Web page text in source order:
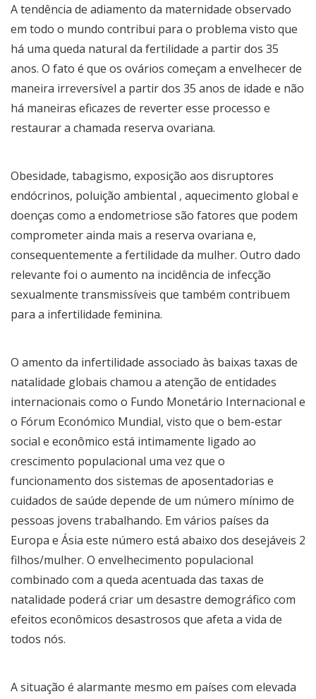
A tendência de adiamento da maternidade observado
em todo o mundo contribui para o problema visto que
há uma queda natural da fertilidade a partir dos 35
anos. O fato é que os ovários começam a envelhecer de
maneira irreversível a partir dos 35 anos de idade e não
há maneiras eficazes de reverter esse processo e
restaurar a chamada reserva ovariana.
Obesidade, tabagismo, exposição aos disruptores
endócrinos, poluição ambiental , aquecimento global e
doenças como a endometriose são fatores que podem
comprometer ainda mais a reserva ovariana e,
consequentemente a fertilidade da mulher. Outro dado
relevante foi o aumento na incidência de infecção
sexualmente transmissíveis que também contribuem
para a infertilidade feminina.
O amento da infertilidade associado às baixas taxas de
natalidade globais chamou a atenção de entidades
internacionais como o Fundo Monetário Internacional e
o Fórum Económico Mundial, visto que o bem-estar
social e econômico está intimamente ligado ao
crescimento populacional uma vez que o
funcionamento dos sistemas de aposentadorias e
cuidados de saúde depende de um número mínimo de
pessoas jovens trabalhando. Em vários países da
Europa e Ásia este número está abaixo dos desejáveis 2
filhos/mulher. O envelhecimento populacional
combinado com a queda acentuada das taxas de
natalidade poderá criar um desastre demográfico com
efeitos econômicos desastrosos que afeta a vida de
todos nós.
A situação é alarmante mesmo em países com elevada